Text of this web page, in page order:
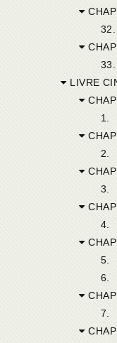
32.
33.
LIVRE
CHAPITRE
1.
CHAPITRE
2.
CHAPITRE III.
3.
CHAPITRE
4.
CHAPITRE V.
5.
6.
CHAPITRE
7.